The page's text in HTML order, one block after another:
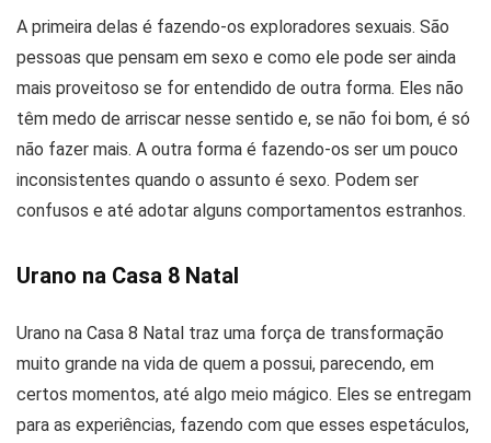
A primeira delas é fazendo-os exploradores sexuais. São
pessoas que pensam em sexo e como ele pode ser ainda
mais proveitoso se for entendido de outra forma. Eles não
têm medo de arriscar nesse sentido e, se não foi bom, é só
não fazer mais. A outra forma é fazendo-os ser um pouco
inconsistentes quando o assunto é sexo. Podem ser
confusos e até adotar alguns comportamentos estranhos.
Urano na Casa 8 Natal
Urano na Casa 8 Natal traz uma força de transformação
muito grande na vida de quem a possui, parecendo, em
certos momentos, até algo meio mágico. Eles se entregam
para as experiências, fazendo com que esses espetáculos,